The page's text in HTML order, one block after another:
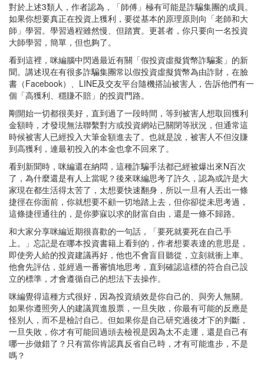
對於上述3類人，作者認為，「師傅」極有可能是詐騙集團的成員。
如果你想要真正在投資上獲利，要從基本的原理原則向「老師和大
師」學習。學習過程雖然慢、但踏實。更甚者，你只要向一名投資
大師學習，簡單，但也夠了。
看到這裡，咪編腦中閃過最近有關「假投資虛擬貨幣詐騙案」的新
聞。講述現在有很多詐騙集團常以假投資虛擬貨幣為由詐財，在臉
書（Facebook）、LINE及交友平台隨機搭訕被害人，告訴他們有一
個「高獲利、穩賺不賠」的投資門路。
剛開始一切都很美好，直到過了一段時間，等到被害人想取回獲利
金額時，才發現無法聯繫對方或投資網站已關閉等狀況，但通常這
時候被害人已經投入大筆金額進去了。也就是說，被害人不但沒賺
到高獲利，連最初投入的本金也拿不回來了。
看到新聞時，咪編還在納悶，這種詐騙手法都已經被爆出來N百次
了，為什麼還是有人上當呢？後來咪編思考了許久，認為或許是大
家現在都生活得太苦了，太想要快速翻身，所以一旦有人丟出一條
捷徑在你面前，你就想要不顧一切地踏上去，但你卻從未思考過，
這條捷徑通往的，是你夢寐以求的財富自由，還是一條不歸路。
和大家分享咪編近期很喜歡的一句話，「要死就要死在自己手
上。」忘記是在哪本投資書籍上看到的，作者想要表達的意思是，
即使旁人給的投資建議再好，他也不會盲目聽從，立刻就衝上車。
他會先評估，並經過一番審慎地思考，直到確認這標的符合自己設
立的標準，才會遵循自己的想法下去操作。
咪編覺得這種方式很好，因為投資績效是你自己的、與旁人無關。
如果你遵照旁人的建議買進股票，一旦失敗，你最有可能的反應是
怪別人，而不是檢討自己。但如果你是自己研究過後才下的判斷，
一旦失敗，你才有可能回過頭去檢視是因為太不走運，還是自己有
哪一步做錯了？只有當你肯認真反省自己時，才有可能進步，不是
嗎？